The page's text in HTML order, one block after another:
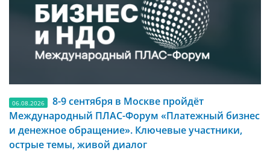
06.08.2026
8-9 сентября в Москве пройдёт
Международный ПЛАС-Форум «Платежный бизнес
и денежное обращение». Ключевые участники,
острые темы, живой диалог